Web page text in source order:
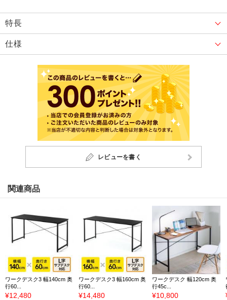
特長
仕様
レビューを書く
関連商品
ワークデスク3 幅140cm 奥
行60...
¥12,480
ワークデスク3 幅160cm 奥
行60...
¥14,480
ワークデスク 幅120cm 奥
行45c...
¥10,800